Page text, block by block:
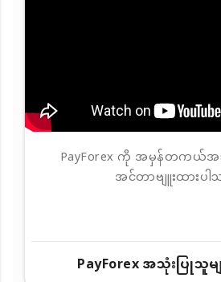
PayForex ကို အမှန်တကယ်အ
အင်တာဗျူးထားပ
PayForex အသုံးပြုသူ